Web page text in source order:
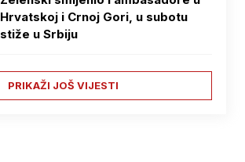
Hrvatskoj i Crnoj Gori, u subotu
stiže u Srbiju
PRIKAŽI JOŠ VIJESTI